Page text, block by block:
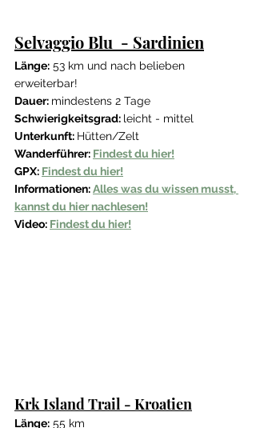
Selvaggio Blu  - Sardinien
Länge: 53 km und nach belieben
erweiterbar!
Dauer: mindestens 2 Tage
Schwierigkeitsgrad: leicht - mittel
Unterkunft: Hütten/Zelt
Wanderführer: Findest du hier!
GPX: Findest du hier!
Informationen: Alles was du wissen musst,
kannst du hier nachlesen!
Video: Findest du hier!
Krk Island Trail - Kroatien
Länge: 55 km